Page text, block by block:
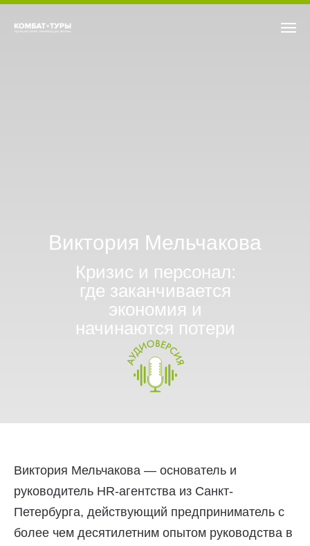
Виктория Мельчакова
Кризис и персонал:
где заканчивается
экономия и
начинаются потери
Виктория Мельчакова — основатель и
руководитель HR-агентства из Санкт-
Петербурга, действующий предприниматель с
более чем десятилетним опытом руководства в